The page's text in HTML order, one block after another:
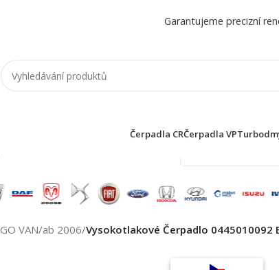
Garantujeme precizní
Čerpadla CRČerpadla VP
VAN/ab 2006/Vysokotlakové Čerpadlo 0445010092